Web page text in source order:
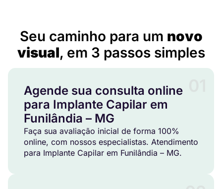
Seu caminho para um novo
visual, em 3 passos simples
Agende sua consulta online
para Implante Capilar em
Funilândia – MG
Faça sua avaliação inicial de forma 100%
online, com nossos especialistas. Atendimento
para Implante Capilar em Funilândia – MG.